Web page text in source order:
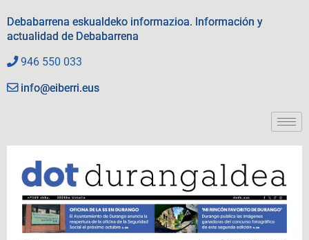
Debabarrena eskualdeko informazioa. Información y
actualidad de Debabarrena
946 550 033
info@eiberri.eus